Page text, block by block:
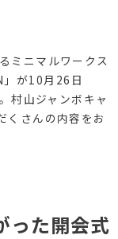
ミニマルワークス
が10月26日
村山ジャンボキャ
くさんの内容をお
った開会式